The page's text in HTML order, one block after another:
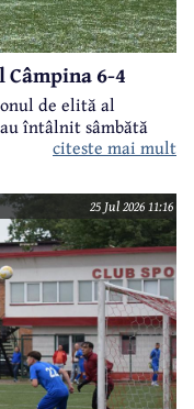
Câmpina 6-4
de elită al
întâlnit sâmbătă
citeste mai mult
25 Jul 2026 11:16